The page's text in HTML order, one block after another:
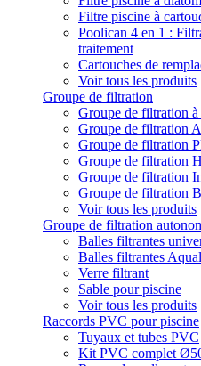
Filtre piscine à
Poolican 4 en 1 :
traitement
Cartouches de
Voir tous les produits
Groupe de filtration
Groupe de filtration
Groupe de filtration
Groupe de filtration
Groupe de filtration
Groupe de filtration
Groupe de filtration
Voir tous les produits
Groupe de filtration
Balles filtrantes
Balles filtrantes
Verre filtrant
Sable pour piscine
Voir tous les produits
Raccords PVC pour piscine
Tuyaux et tubes PVC
Kit PVC complet